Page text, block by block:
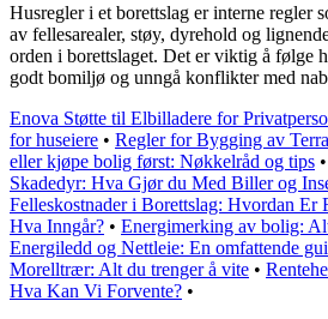
Husregler i et borettslag er interne regler
av fellesarealer, støy, dyrehold og
orden i borettslaget. Det er viktig å følge
godt bomiljø og unngå konflikter med
Enova Støtte til Elbilladere for
for huseiere • Regler for Bygging av
eller kjøpe bolig først: Nøkkelråd og tips •
Skadedyr: Hva Gjør du Med Biller og
Felleskostnader i Borettslag: Hvordan Er
Hva Inngår? • Energimerking av bolig:
Energiledd og Nettleie: En omfattende
Morelltrær: Alt du trenger å vite •
Hva Kan Vi Forvente? •